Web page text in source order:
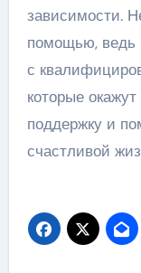
зависимости.
помощью, ведь
с
которые
поддержку и
счастливой